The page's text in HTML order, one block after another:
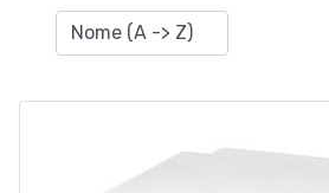
CONTACTOS